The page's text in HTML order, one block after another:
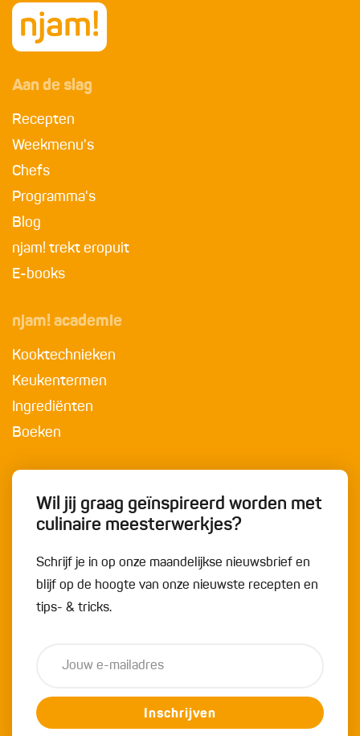
Aan de slag
Recepten
Weekmenu's
Chefs
Programma's
Blog
njam! trekt eropuit
E-books
njam! academie
Kooktechnieken
Keukentermen
Ingrediënten
Boeken
Wil jij graag geïnspireerd worden met
culinaire meesterwerkjes?
Schrijf je in op onze maandelijkse nieuwsbrief en
blijf op de hoogte van onze nieuwste recepten en
tips- & tricks.
Inschrijven